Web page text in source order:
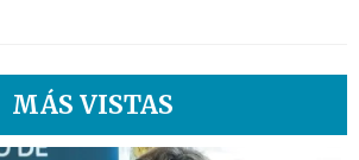
MÁS VISTAS